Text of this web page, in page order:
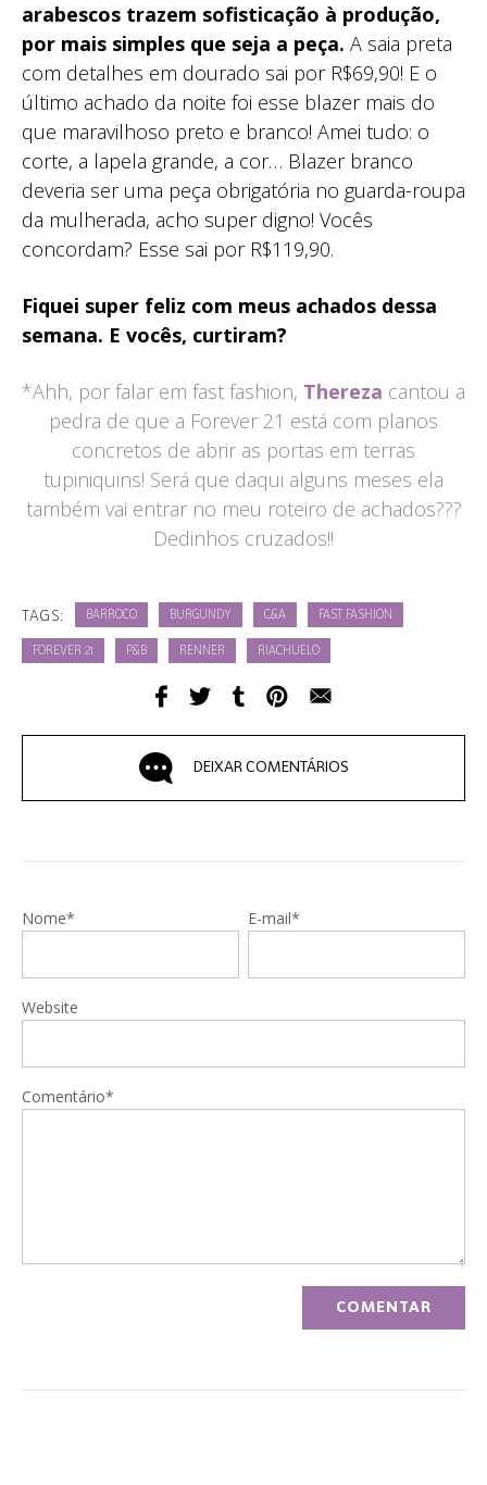
arabescos trazem sofisticação à produção,
por mais simples que seja a peça. A saia preta
com detalhes em dourado sai por R$69,90! E o
último achado da noite foi esse blazer mais do
que maravilhoso preto e branco! Amei tudo: o
corte, a lapela grande, a cor… Blazer branco
deveria ser uma peça obrigatória no guarda-roupa
da mulherada, acho super digno! Vocês
concordam? Esse sai por R$119,90.
Fiquei super feliz com meus achados dessa
semana. E vocês, curtiram?
*Ahh, por falar em fast fashion, Thereza cantou a
pedra de que a Forever 21 está com planos
concretos de abrir as portas em terras
tupiniquins! Será que daqui alguns meses ela
também vai entrar no meu roteiro de achados???
Dedinhos cruzados!!
TAGS: BARROCO BURGUNDY C&A FAST FASHION
FOREVER 21 P&B RENNER RIACHUELO
DEIXAR COMENTÁRIOS
Nome* E-mail*
Website
Comentário*